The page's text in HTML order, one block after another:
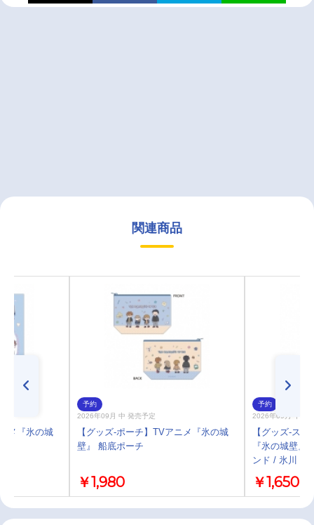
関連商品
メ『氷の城
予約
2026年09月 中 発売予定
【グッズ-ポーチ】TVアニメ『氷の城
壁』 船底ポーチ
￥1,980
予約
2026年09月 中 発
【グッズ-ス
『氷の城壁』
ンド / 氷川 小
￥1,650